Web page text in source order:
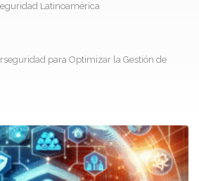
Latinoamérica
para Optimizar la Gestión de